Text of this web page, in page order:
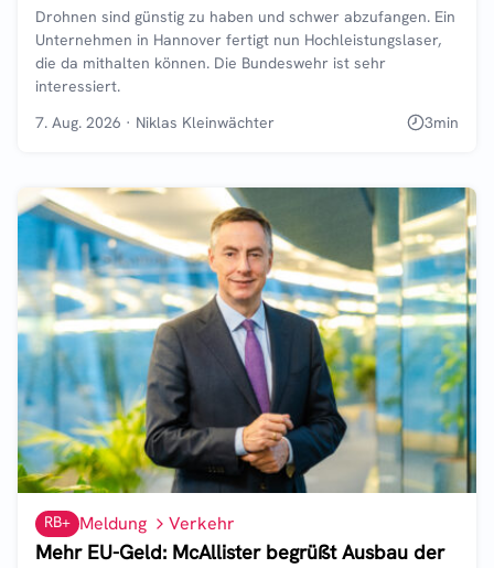
Drohnen sind günstig zu haben und schwer abzufangen. Ein
Unternehmen in Hannover fertigt nun Hochleistungslaser,
die da mithalten können. Die Bundeswehr ist sehr
interessiert.
7. Aug. 2026 · Niklas Kleinwächter 3min
RB+ Meldung Verkehr
Mehr EU-Geld: McAllister begrüßt Ausbau der